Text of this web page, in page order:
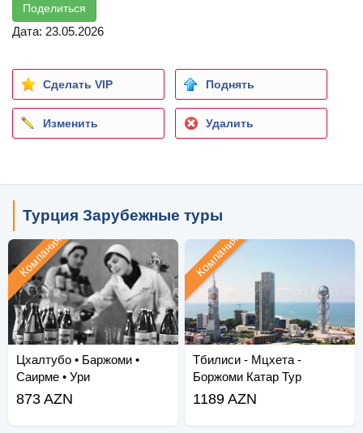
Поделиться
Дата: 23.05.2026
Сделать VIP Поднять
Изменить Удалить
Турция Зарубежные туры
Цхалтубо • Баржоми •
Саирме • Ури
Компания
873 AZN
Тбилиси - Мцхета -
Боржоми Катар Тур
Компания
1189 AZN